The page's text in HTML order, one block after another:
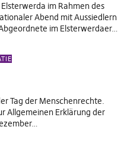
im Rahmen des
Abend mit Aussiedlern
im Elsterwerdaer…
Tag der Menschenrechte.
Allgemeinen Erklärung der